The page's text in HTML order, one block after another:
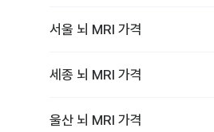
서울 뇌 MRI 가격
세종 뇌 MRI 가격
울산 뇌 MRI 가격